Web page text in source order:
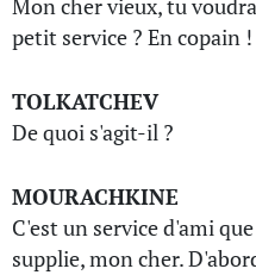
Mon cher vieux, tu
petit service ? En copain
TOLKATCHEV
De quoi s'agit-il ?
MOURACHKINE
C'est un service d'ami
supplie, mon cher.